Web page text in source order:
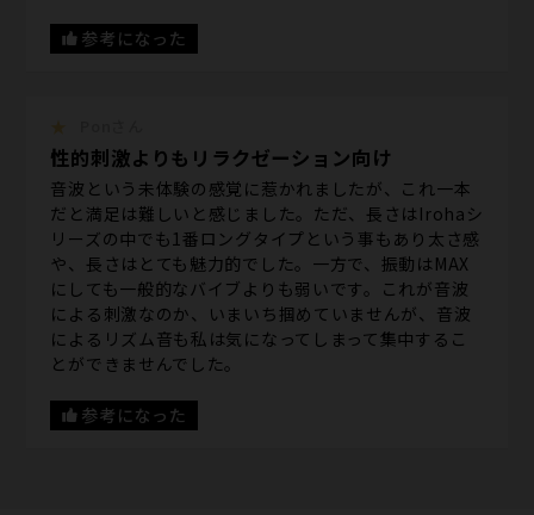
参考になった
性的刺激よりもリラクゼーション向け
音波という未体験の感覚に惹かれましたが、これ一本
だと満足は難しいと感じました。ただ、長さはIrohaシ
リーズの中でも1番ロングタイプという事もあり太さ感
や、長さはとても魅力的でした。一方で、振動はMAX
にしても一般的なバイブよりも弱いです。これが音波
による刺激なのか、いまいち掴めていませんが、音波
によるリズム音も私は気になってしまって集中するこ
とができませんでした。
参考になった